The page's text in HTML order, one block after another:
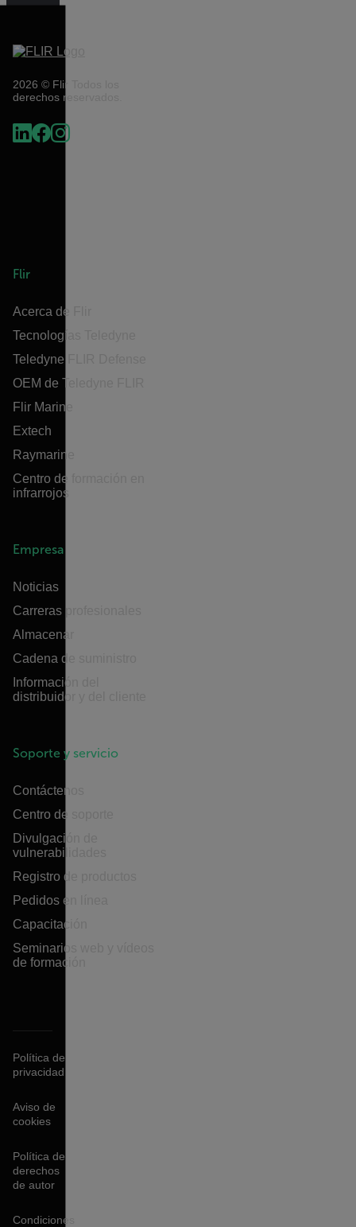
2026 © Flir Todos los
derechos reservados.
Flir
Acerca de Flir
Tecnologías Teledyne
Teledyne FLIR Defense
OEM de Teledyne FLIR
Flir Marine
Extech
Raymarine
Centro de formación en
infrarrojos
Empresa
Noticias
Carreras profesionales
Almacenar
Cadena de suministro
Información del
distribuidor y del cliente
Soporte y servicio
Contáctenos
Centro de soporte
Divulgación de
vulnerabilidades
Registro de productos
Pedidos en línea
Capacitación
Seminarios web y vídeos
de formación
Política de
privacidad
Aviso de
cookies
Política de
derechos
de autor
Condiciones